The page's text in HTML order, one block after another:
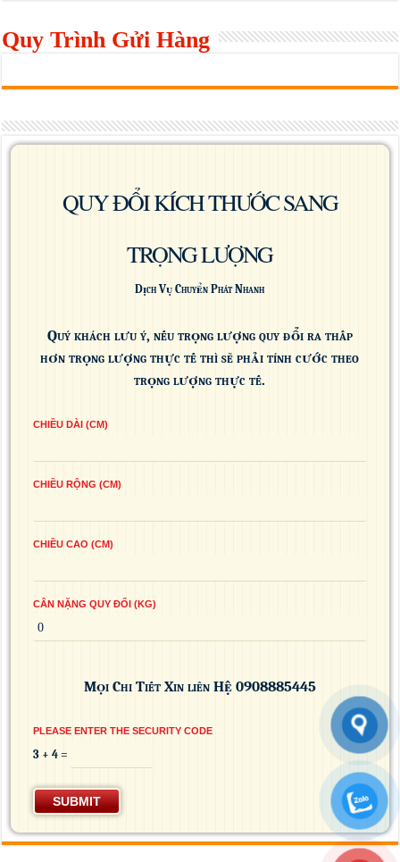
Quy Trình Gửi Hàng
QUY ĐỔI KÍCH THƯỚC SANG
TRỌNG LƯỢNG
Dịch Vụ Chuyển Phát Nhanh
Quý khách lưu ý, nếu trọng lượng quy đổi ra thấp
hơn trọng lượng thực tế thì sẽ phải tính cước theo
trọng lượng thực tế.
CHIỀU DÀI (CM)
CHIỀU RỘNG (CM)
CHIỀU CAO (CM)
CÂN NẶNG QUY ĐỔI (KG)
Mọi Chi Tiết Xin liên Hệ 0908885445
PLEASE ENTER THE SECURITY CODE
3 + 4 =
SUBMIT